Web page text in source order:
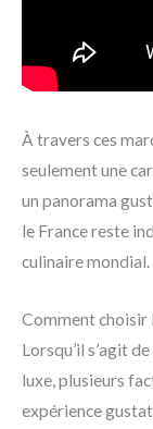
À travers ces
seulement une
un panorama
le France reste
culinaire mondial.
Comment choisir
Lorsqu’il s’agit
luxe, plusieurs
expérience